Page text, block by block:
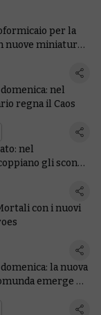
per la
nuove miniature
nel
regna il Caos
nel
gli scontri
con i nuovi
la nuova
emerge dal